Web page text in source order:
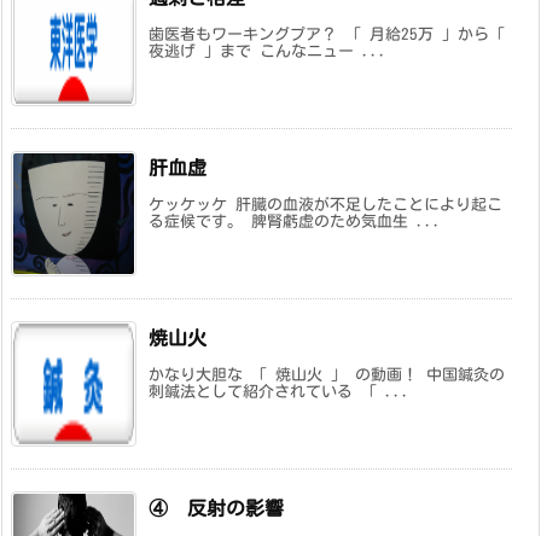
歯医者もワーキングプア？ 「 月給25万 」から「
夜逃げ 」まで こんなニュー ...
肝血虚
ケッケッケ 肝臓の血液が不足したことにより起こ
る症候です。 脾腎虧虚のため気血生 ...
焼山火
かなり大胆な 「 焼山火 」 の動画！ 中国鍼灸の
刺鍼法として紹介されている 「 ...
④ 反射の影響